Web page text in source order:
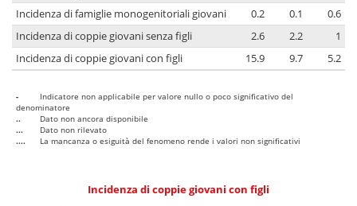
Incidenza di famiglie monogenitoriali giovani
0.2 0.1
0.6
Incidenza di coppie giovani senza figli
2.6 2.2
1
Incidenza di coppie giovani con figli
15.9 9.7 5.2
-
Indicatore non applicabile per valore nullo o poco significativo del
denominatore
..
Dato non ancora disponibile
...
Dato non rilevato
....
La mancanza o esiguità del fenomeno rende i valori non significativi
Incidenza di coppie giovani con figli